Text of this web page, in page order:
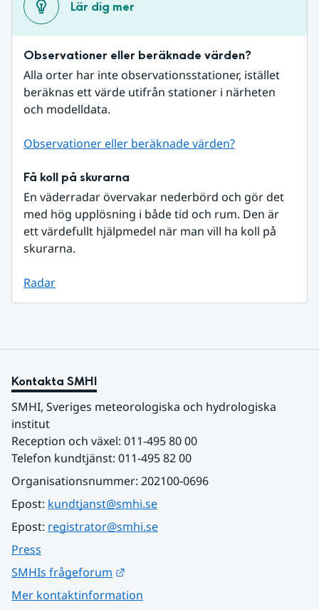
Lär dig mer
Observationer eller beräknade värden?
Alla orter har inte observationsstationer, istället
beräknas ett värde utifrån stationer i närheten
och modelldata.
Observationer eller beräknade värden?
Få koll på skurarna
En väderradar övervakar nederbörd och gör det
med hög upplösning i både tid och rum. Den är
ett värdefullt hjälpmedel när man vill ha koll på
skurarna.
Radar
Kontakta SMHI
SMHI, Sveriges meteorologiska och hydrologiska
institut
Reception och växel: 011-495 80 00
Telefon kundtjänst: 011-495 82 00
Organisationsnummer: 202100-0696
Epost: kundtjanst@smhi.se
Epost: registrator@smhi.se
Press
SMHIs frågeforum
Mer kontaktinformation